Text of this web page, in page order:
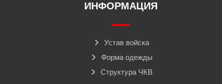
ИНФОРМАЦИЯ
Устав войска
Форма одежды
Структура ЧКВ